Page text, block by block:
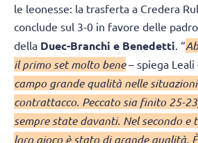
le leonesse: la trasferta a Credera
conclude sul 3-0 in favore delle
della Duec-Branchi e Benedetti . “
il primo set molto bene– spiega Leali
campo grande qualità nelle
contrattacco. Peccato sia finito 25-
sempre state davanti. Nel secondo e
loro gioco è stato di grande qualità.